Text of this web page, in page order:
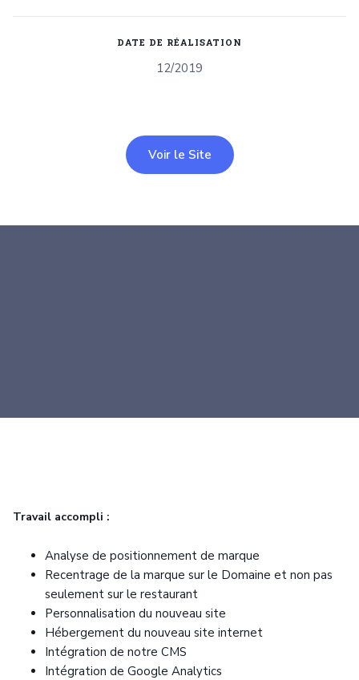
DATE DE RÉALISATION
12/2019
Voir le Site
Travail accompli :
Analyse de positionnement de marque
Recentrage de la marque sur le Domaine et non pas
seulement sur le restaurant
Personnalisation du nouveau site
Hébergement du nouveau site internet
Intégration de notre CMS
Intégration de Google Analytics